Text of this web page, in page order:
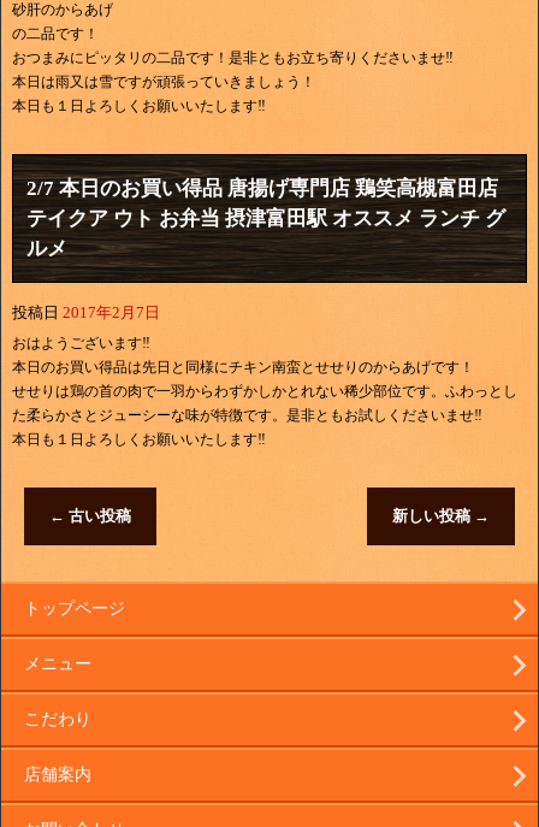
砂肝のからあげ
の二品です！
おつまみにピッタリの二品です！是非ともお立ち寄りくださいませ‼
本日は雨又は雪ですが頑張っていきましょう！
本日も１日よろしくお願いいたします‼
2/7 本日のお買い得品 唐揚げ専門店 鶏笑高槻富田店
テイクア ウト お弁当 摂津富田駅 オススメ ランチ グ
ルメ
投稿日 2017年2月7日
おはようございます‼
本日のお買い得品は先日と同様にチキン南蛮とせせりのからあげです！
せせりは鶏の首の肉で一羽からわずかしかとれない稀少部位です。ふわっとし
た柔らかさとジューシーな味が特徴です。是非ともお試しくださいませ‼
本日も１日よろしくお願いいたします‼
← 古い投稿 新しい投稿 →
トップページ
メニュー
こだわり
店舗案内